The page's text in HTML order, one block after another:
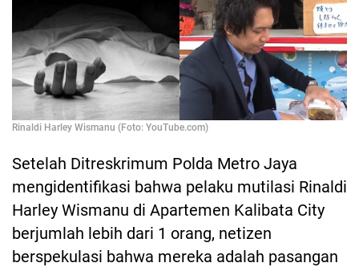
Rinaldi Harley Wismanu (Foto: YouTube.com)
Setelah Ditreskrimum Polda Metro Jaya
mengidentifikasi bahwa pelaku mutilasi Rinaldi
Harley Wismanu di Apartemen Kalibata City
berjumlah lebih dari 1 orang, netizen
berspekulasi bahwa mereka adalah pasangan